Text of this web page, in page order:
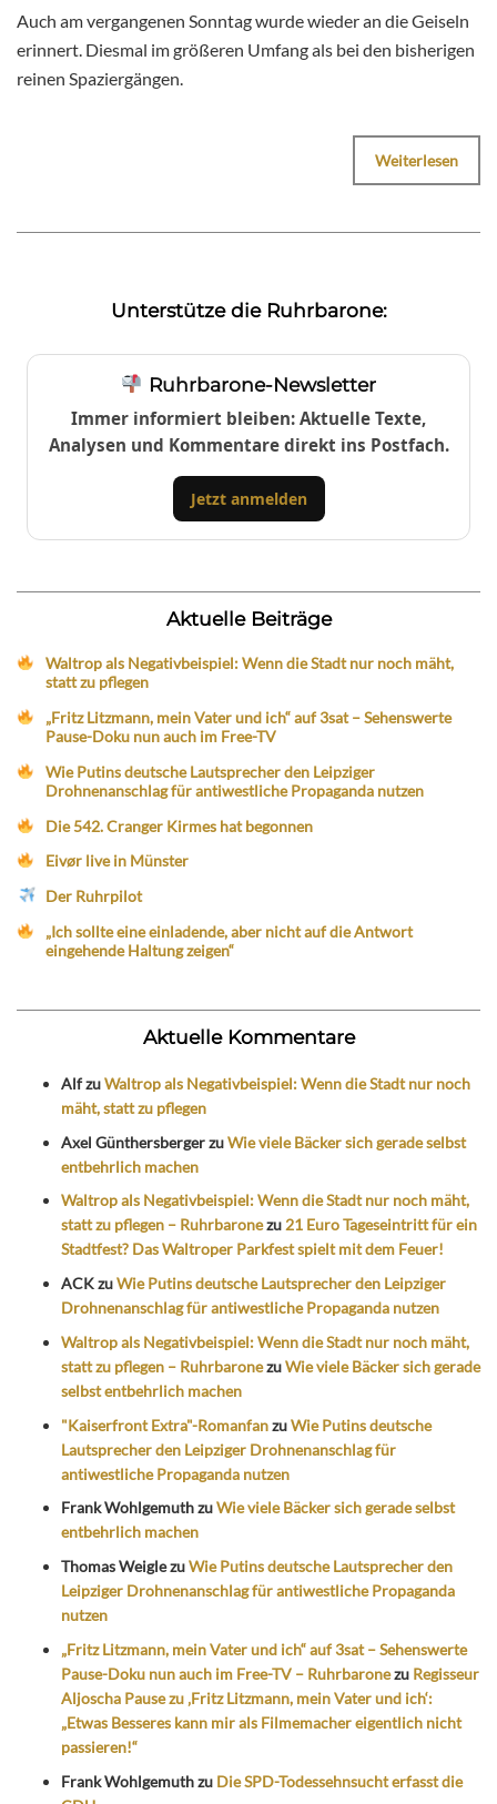
Auch am vergangenen Sonntag wurde wieder an die Geiseln
erinnert. Diesmal im größeren Umfang als bei den bisherigen
reinen Spaziergängen.
Weiterlesen
Unterstütze die Ruhrbarone:
Ruhrbarone-Newsletter
Immer informiert bleiben: Aktuelle Texte,
Analysen und Kommentare direkt ins Postfach.
Jetzt anmelden
Aktuelle Beiträge
Waltrop als Negativbeispiel: Wenn die Stadt nur noch mäht,
statt zu pflegen
„Fritz Litzmann, mein Vater und ich“ auf 3sat – Sehenswerte
Pause-Doku nun auch im Free-TV
Wie Putins deutsche Lautsprecher den Leipziger
Drohnenanschlag für antiwestliche Propaganda nutzen
Die 542. Cranger Kirmes hat begonnen
Eivør live in Münster
Der Ruhrpilot
„Ich sollte eine einladende, aber nicht auf die Antwort
eingehende Haltung zeigen“
Aktuelle Kommentare
AlfzuWaltrop als Negativbeispiel: Wenn die Stadt nur noch
mäht, statt zu pflegen
Axel GünthersbergerzuWie viele Bäcker sich gerade selbst
entbehrlich machen
Waltrop als Negativbeispiel: Wenn die Stadt nur noch mäht,
statt zu pflegen – Ruhrbaronezu 21 Euro Tageseintritt für ein
Stadtfest? Das Waltroper Parkfest spielt mit dem Feuer!
ACKzuWie Putins deutsche Lautsprecher den Leipziger
Drohnenanschlag für antiwestliche Propaganda nutzen
Waltrop als Negativbeispiel: Wenn die Stadt nur noch mäht,
statt zu pflegen – RuhrbaronezuWie viele Bäcker sich gerade
selbst entbehrlich machen
"Kaiserfront Extra"-RomanfanzuWie Putins deutsche
Lautsprecher den Leipziger Drohnenanschlag für
antiwestliche Propaganda nutzen
Frank WohlgemuthzuWie viele Bäcker sich gerade selbst
entbehrlich machen
Thomas WeiglezuWie Putins deutsche Lautsprecher den
Leipziger Drohnenanschlag für antiwestliche Propaganda
nutzen
„Fritz Litzmann, mein Vater und ich“ auf 3sat – Sehenswerte
Pause-Doku nun auch im Free-TV – Ruhrbaronezu Regisseur
Aljoscha Pause zu ‚Fritz Litzmann, mein Vater und ich‘:
„Etwas Besseres kann mir als Filmemacher eigentlich nicht
passieren!“
Frank Wohlgemuthzu Die SPD-Todessehnsucht erfasst die